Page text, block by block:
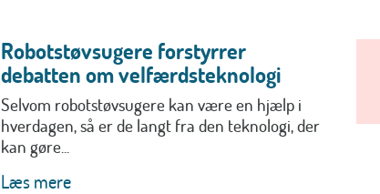
Robotstøvsugere forstyrrer
debatten om velfærdsteknologi
Selvom robotstøvsugere kan være en hjælp i
hverdagen, så er de langt fra den teknologi, der
kan gøre...
Læs mere